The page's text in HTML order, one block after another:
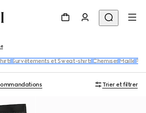
Survêtements et Sweat-shirts Chemises Maille
Trier et filtrer